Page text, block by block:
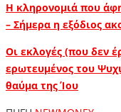
Η κληρονομιά που
– Σήμερα η εξόδιος
Οι εκλογές (που δεν
ερωτευμένος του
θαύμα της Ίου